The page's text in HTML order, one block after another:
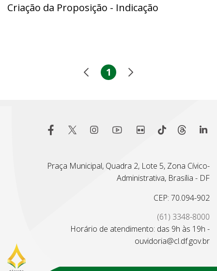
Criação da Proposição - Indicação
1
Praça Municipal, Quadra 2, Lote 5, Zona Cívico-
Administrativa, Brasília - DF
CEP: 70.094-902
(61) 3348-8000
Horário de atendimento: das 9h às 19h -
ouvidoria@cl.df.gov.br